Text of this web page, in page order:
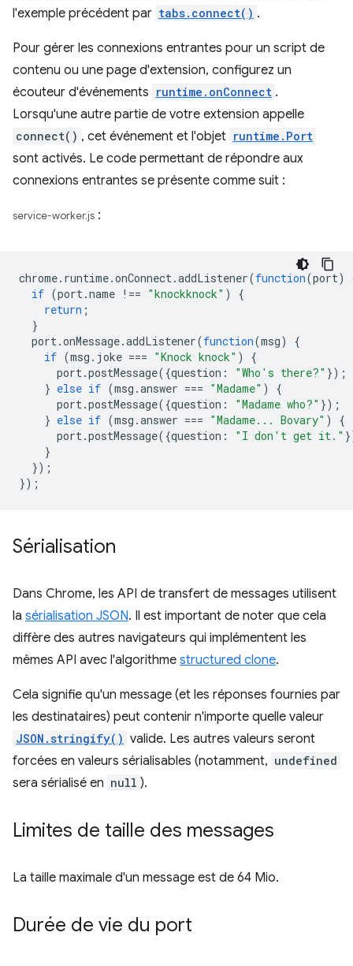
l'exemple précédent par tabs.connect() .
Pour gérer les connexions entrantes pour un script de
contenu ou une page d'extension, configurez un
écouteur d'événements runtime.onConnect .
Lorsqu'une autre partie de votre extension appelle
connect() , cet événement et l'objet runtime.Port
sont activés. Le code permettant de répondre aux
connexions entrantes se présente comme suit :
service-worker.js :
chrome. runtime.onConnect.addListener(function(port)
if (port.name !== "knockknock" )
{
return ;
}
port.onMessage.addListener(function(msg)
{
if (msg . joke === "Knock knock" )
{
port.postMessage({question : "Who's there?" });
} else if (msg .answer === "Madame" )
{
port.postMessage({question : "Madame who?" });
} else if (msg .answer === "Madame... Bovary" )
{
port.postMessage({question : "I don't get it."
}
});
});
Sérialisation
Dans Chrome, les API de transfert de messages utilisent
la sérialisation JSON. Il est important de noter que cela
diffère des autres navigateurs qui implémentent les
mêmes API avec l'algorithme structured clone.
Cela signifie qu'un message (et les réponses fournies par
les destinataires) peut contenir n'importe quelle valeur
JSON.stringify() valide. Les autres valeurs seront
forcées en valeurs sérialisables (notamment, undefined
sera sérialisé en null ).
Limites de taille des messages
La taille maximale d'un message est de 64 Mio.
Durée de vie du port